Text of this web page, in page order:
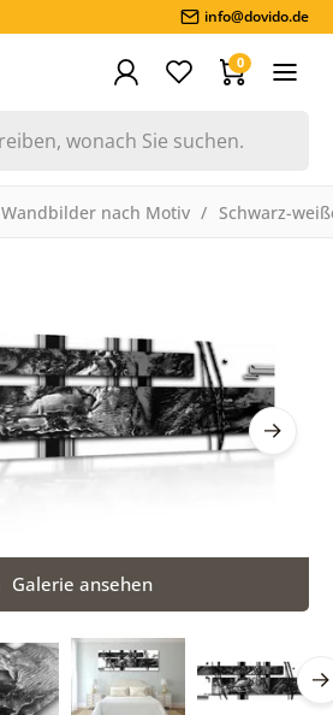
info@dovido.de
0
Wandbilder nach Motiv Schwarz-
Galerie ansehen